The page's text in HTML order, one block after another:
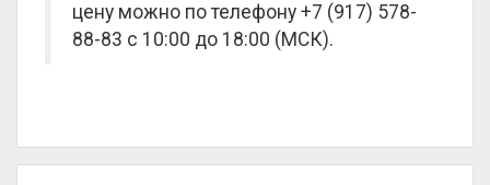
цену можно по телефону +7 (917) 578-
88-83 с 10:00 до 18:00 (МСК).